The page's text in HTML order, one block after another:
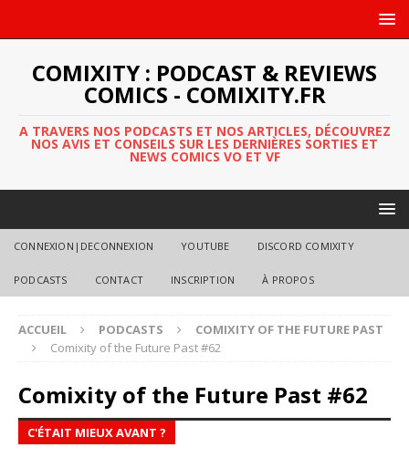
COMIXITY : PODCAST & REVIEWS
COMICS - COMIXITY.FR
A TRAVERS NOS PODCASTS ET NOS ARTICLES, DÉCOUVREZ
NOS AVIS ET CONSEILS SUR LES DERNIÈRES SORTIES ET
NEWS COMICS VO ET VF
CONNEXION|DECONNEXION YOUTUBE DISCORD COMIXITY
PODCASTS CONTACT INSCRIPTION À PROPOS
ACCUEIL PODCASTS
COMIXITY OF THE FUTURE PAST
Comixity of the Future Past #62
Comixity of the Future Past #62
C'ÉTAIT MIEUX AVANT ?